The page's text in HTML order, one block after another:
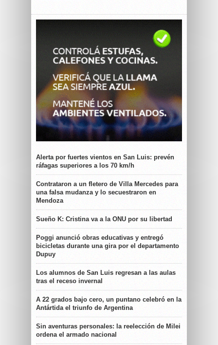
Alerta por fuertes vientos en San Luis: prevén
ráfagas superiores a los 70 km/h
Contrataron a un fletero de Villa Mercedes para
una falsa mudanza y lo secuestraron en
Mendoza
Sueño K: Cristina va a la ONU por su libertad
Poggi anunció obras educativas y entregó
bicicletas durante una gira por el departamento
Dupuy
Los alumnos de San Luis regresan a las aulas
tras el receso invernal
A 22 grados bajo cero, un puntano celebró en la
Antártida el triunfo de Argentina
Sin aventuras personales: la reelección de Milei
ordena el armado nacional